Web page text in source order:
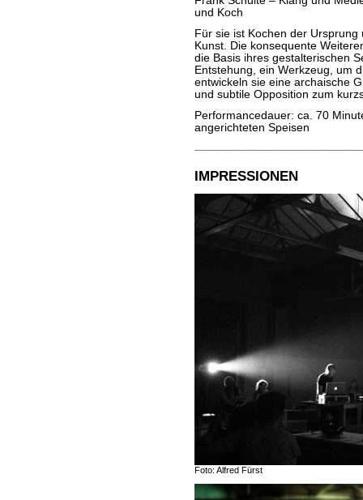
und Koch
Für sie ist Kochen der
Kunst. Die konsequente
die Basis ihres gestalterischen
Entstehung, ein Werkzeug, um
entwickeln sie eine archaische
und subtile Opposition zum
Performancedauer: ca. 70
angerichteten Speisen
IMPRESSIONEN
Foto: Alfred Fürst